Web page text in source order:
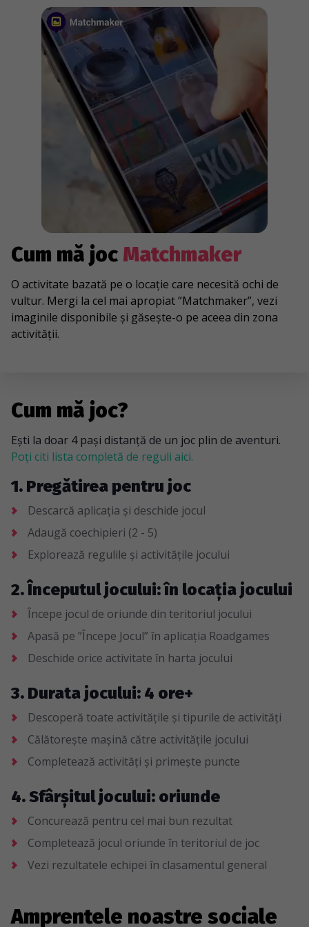
Cum mă joc Matchmaker
O activitate bazată pe o locație care necesită ochi de
vultur. Mergi la cel mai apropiat ”Matchmaker”, vezi
imaginile disponibile și găsește-o pe aceea din zona
activității.
Cum mă joc?
Ești la doar 4 pași distanță de un joc plin de aventuri.
Poți citi lista completă de reguli aici.
1. Pregătirea pentru joc
Descarcă aplicația și deschide jocul
Adaugă coechipieri (2 - 5)
Explorează regulile și activitățile jocului
2. Începutul jocului: în locația jocului
Începe jocul de oriunde din teritoriul jocului
Apasă pe ”Începe Jocul” în aplicația Roadgames
Deschide orice activitate în harta jocului
3. Durata jocului: 4 ore+
Descoperă toate activitățile și tipurile de activități
Călătorește mașină către activitățile jocului
Completează activități și primește puncte
4. Sfârșitul jocului: oriunde
Concurează pentru cel mai bun rezultat
Completează jocul oriunde în teritoriul de joc
Vezi rezultatele echipei în clasamentul general
Amprentele noastre sociale